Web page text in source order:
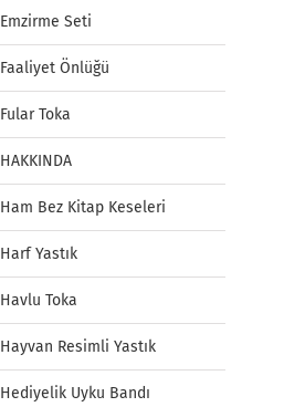
Emzirme Seti
Faaliyet Önlüğü
Fular Toka
HAKKINDA
Ham Bez Kitap Keseleri
Harf Yastık
Havlu Toka
Hayvan Resimli Yastık
Hediyelik Uyku Bandı